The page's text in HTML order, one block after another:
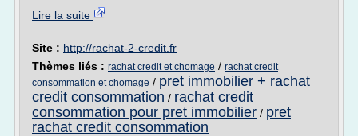
Lire la suite
Site : http://rachat-2-credit.fr
Thèmes liés : rachat credit et chomage / rachat credit
consommation et chomage / pret immobilier + rachat
credit consommation / rachat credit
consommation pour pret immobilier / pret
rachat credit consommation